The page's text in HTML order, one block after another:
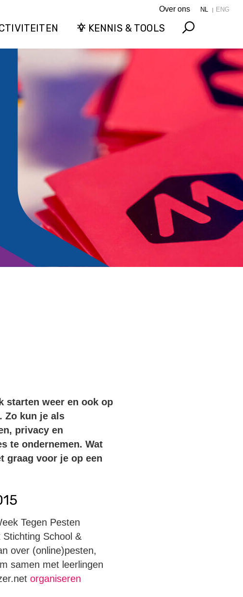
Over ons NL ENG
KENNIS & TOOLS
starten weer en ook op
Zo kun je als
privacy en
te ondernemen. Wat
graag voor je op een
Tegen Pesten
School &
over (online)pesten,
samen met leerlingen
organiseren